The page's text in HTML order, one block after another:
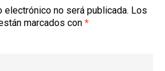
electrónico no será publicada. Los
marcados con *